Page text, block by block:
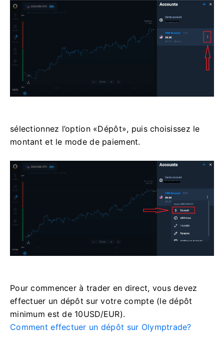
sélectionnez l’option «Dépôt», puis choisissez le
montant et le mode de paiement.
Pour commencer à trader en direct, vous devez
effectuer un dépôt sur votre compte (le dépôt
minimum est de 10USD/EUR).
Comment effectuer un dépôt sur Olymptrade?